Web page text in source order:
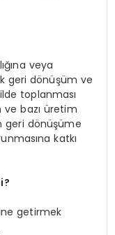
veya
geri dönüşüm ve
toplanması
ve bazı üretim
geri dönüşüme
katkı
getirmek